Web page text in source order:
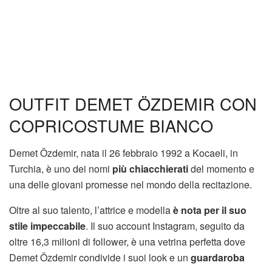
OUTFIT DEMET ÖZDEMIR CON
COPRICOSTUME BIANCO
Demet Özdemir, nata il 26 febbraio 1992 a Kocaeli, in
Turchia, è uno dei nomi più chiacchieratidel momento e
una delle giovani promesse nel mondo della recitazione.
Oltre al suo talento, l’attrice e modellaè nota per il suo
stile impeccabile. Il suo account Instagram, seguito da
oltre 16,3 milioni di follower, è una vetrina perfetta dove
Demet Özdemir condivide i suoi look e un guardaroba